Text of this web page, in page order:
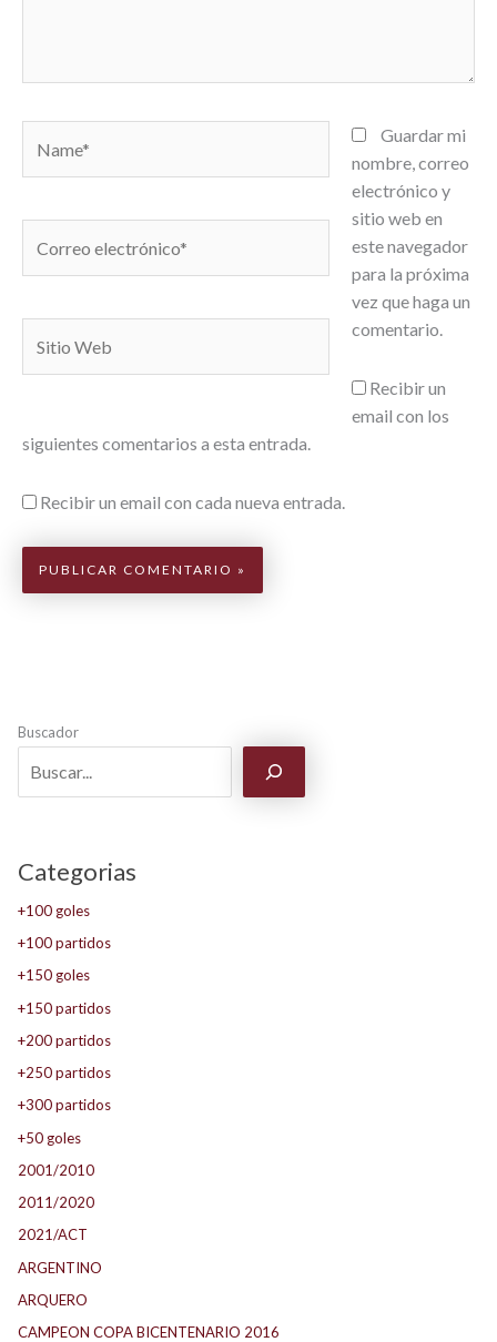
electrónico*
Web
Guardar mi
nombre, correo
electrónico y
sitio web en
este navegador
para la próxima
vez que haga un
comentario.
Recibir un
email con los
siguientes comentarios a esta entrada.
Recibir un email con cada nueva entrada.
Buscador
Categorias
+100 goles
+100 partidos
+150 goles
+150 partidos
+200 partidos
+250 partidos
+300 partidos
+50 goles
2001/2010
2011/2020
2021/ACT
ARGENTINO
ARQUERO
CAMPEON COPA BICENTENARIO 2016